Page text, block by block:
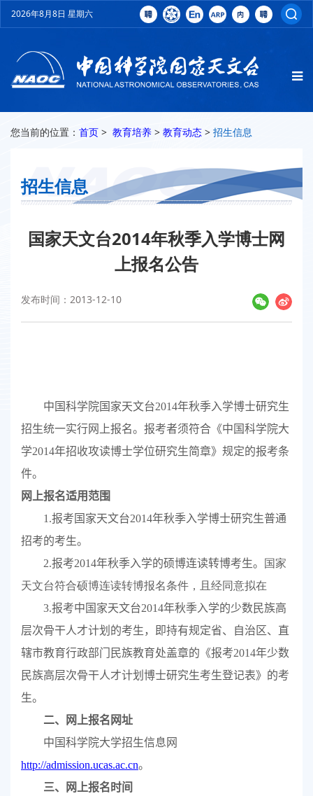
2026年8月8日 星期六
您当前的位置： 首页 > 教育培养 > 教育动态 > 招生信息
招生信息
国家天文台2014年秋季入学博士网
上报名公告
发布时间：2013-12-10
中国科学院国家天文台2014年秋季入学博士研究生
招生统一实行网上报名。报考者须符合《中国科学院大
学2014年招收攻读博士学位研究生简章》规定的报考条
件。
网上报名适用范围
1.报考 国家天文台2014年秋季入学博士研究生普通
招考的考生。
2.报考2014年秋季入学的硕博连读转博考生。
国家
天文台符合硕博连读转博报名条件，且经同意拟在
3.报考中 国家天文台2014年秋季入学的少数民族高
层次骨干人才计划的考生，即持有规定省、自治区、直
辖市教育行政部门民族教育处盖章的《报考2014年少数
民族高层次骨干人才计划博士研究生考生登记表》的考
生。
二、网上报名网址
中国科学院大学招生信息网
http://admission.ucas.ac.cn。
三、网上报名时间